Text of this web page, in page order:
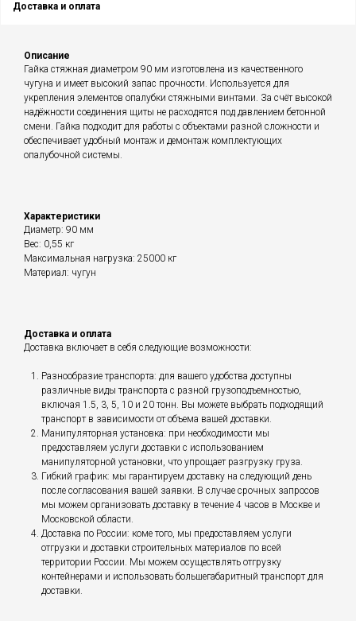
Доставка и оплата
Описание
Гайка стяжная диаметром 90 мм изготовлена из качественного
чугуна и имеет высокий запас прочности. Используется для
укрепления элементов опалубки стяжными винтами. За счёт высокой
надёжности соединения щиты не расходятся под давлением бетонной
смени. Гайка подходит для работы с объектами разной сложности и
обеспечивает удобный монтаж и демонтаж комплектующих
опалубочной системы.
Характеристики
Диаметр: 90 мм
Вес: 0,55 кг
Максимальная нагрузка: 25000 кг
Материал: чугун
Доставка и оплата
Доставка включает в себя следующие возможности:
Разнообразие транспорта: для вашего удобства доступны
различные виды транспорта с разной грузоподъемностью,
включая 1.5, 3, 5, 10 и 20 тонн. Вы можете выбрать подходящий
транспорт в зависимости от объема вашей доставки.
Манипуляторная установка: при необходимости мы
предоставляем услуги доставки с использованием
манипуляторной установки, что упрощает разгрузку груза.
Гибкий график: мы гарантируем доставку на следующий день
после согласования вашей заявки. В случае срочных запросов
мы можем организовать доставку в течение 4 часов в Москве и
Московской области.
Доставка по России: коме того, мы предоставляем услуги
отгрузки и доставки строительных материалов по всей
территории России. Мы можем осуществлять отгрузку
контейнерами и использовать большегабаритный транспорт для
доставки.